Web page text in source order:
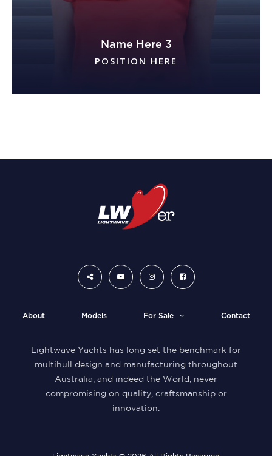
Name Here 3
POSITION HERE
About Models For Sale Contact
Lightwave Yachts has long set the benchmark for
multihull design and manufacturing throughout
Australia, and indeed the World, never
compromising on quality, craftsmanship or
innovation.